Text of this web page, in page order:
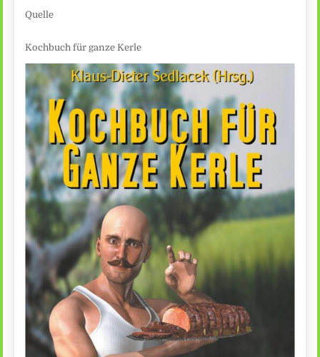
Quelle
Kochbuch für ganze Kerle